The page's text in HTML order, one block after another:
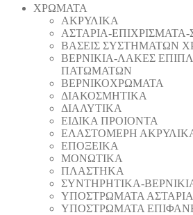
ΧΡΩΜΑΤΑ
ΑΚΡΥΛΙΚΑ
ΑΣΤΑΡΙΑ-ΕΠΙΧΡΙΣΜΑΤΑ-
ΒΑΣΕΙΣ ΣΥΣΤΗΜΑΤΩΝ
ΒΕΡΝΙΚΙΑ-ΛΑΚΕΣ
ΠΑΤΩΜΑΤΩΝ
ΒΕΡΝΙΚΟΧΡΩΜΑΤΑ
ΔΙΑΚΟΣΜΗΤΙΚΑ
ΔΙΑΛΥΤΙΚΑ
ΕΙΔΙΚΑ ΠΡΟΙΟΝΤΑ
ΕΛΑΣΤΟΜΕΡΗ
ΕΠΟΞΕΙΚΑ
ΜΟΝΩΤΙΚΑ
ΠΛΑΣΤΗΚΑ
ΣΥΝΤΗΡΗΤΙΚΑ-
ΥΠΟΣΤΡΩΜΑΤΑ ΑΣΤΑΡΙΑ
ΥΠΟΣΤΡΩΜΑΤΑ